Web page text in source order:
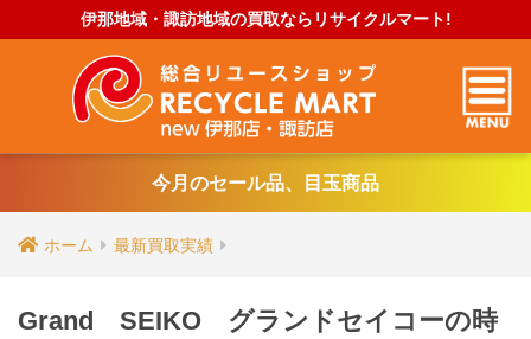
伊那地域・諏訪地域の買取ならリサイクルマート!
今月のセール品、目玉商品
ホーム 最新買取実績
Grand SEIKO グランドセイコーの時